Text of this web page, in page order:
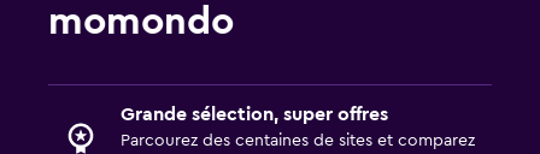
momondo
Grande sélection, super offres
Parcourez des centaines de sites et comparez